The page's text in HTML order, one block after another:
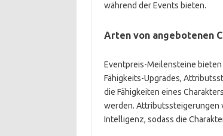
während der Events bieten.
Arten von angebotenen
Eventpreis-Meilensteine
Fähigkeits-Upgrades,
die Fähigkeiten eines
werden. Attributssteigerungen
Intelligenz, sodass die